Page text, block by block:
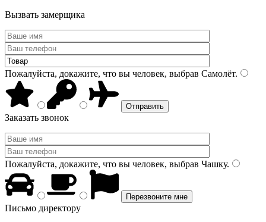
Вызвать замерщика
Пожалуйста, докажите, что вы человек, выбрав Самолёт.
Заказать звонок
Пожалуйста, докажите, что вы человек, выбрав Чашку.
Письмо директору